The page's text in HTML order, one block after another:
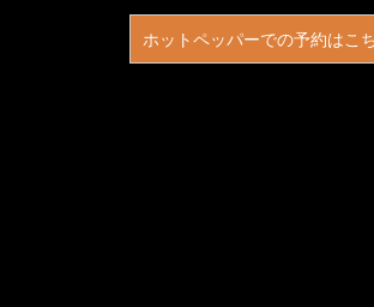
ホットペッパーでの予約はこ